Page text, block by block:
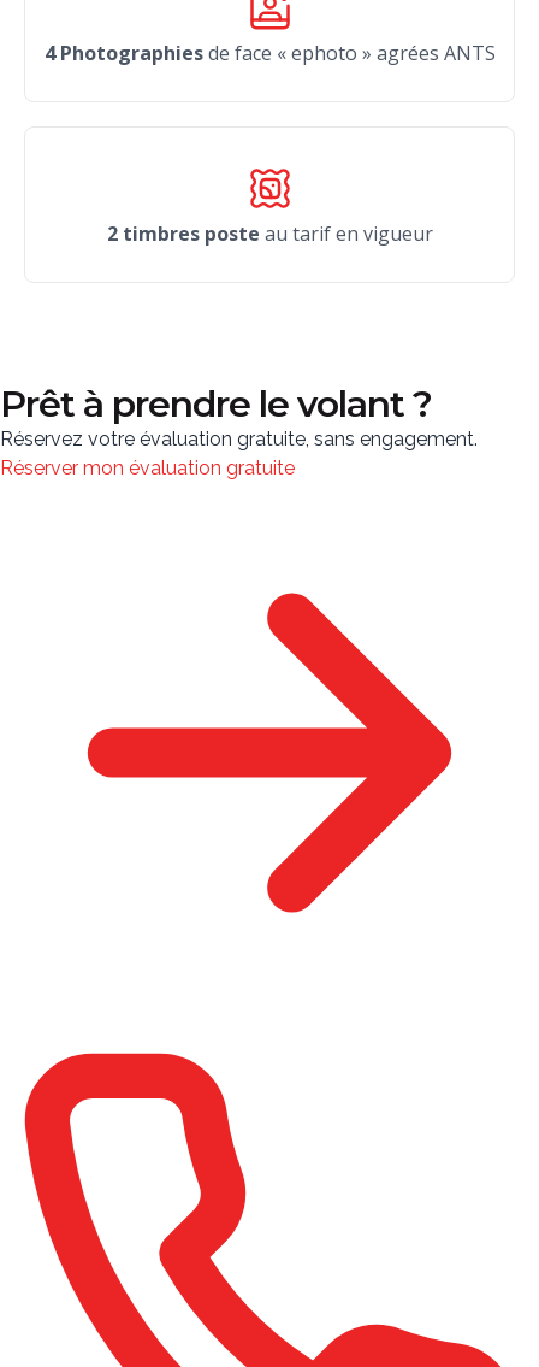
4 Photographiesde face « ephoto » agrées ANTS
2 timbres poste au tarif en vigueur
Prêt à prendre le volant ?
Réservez votre évaluation gratuite, sans engagement.
Réserver mon évaluation gratuite